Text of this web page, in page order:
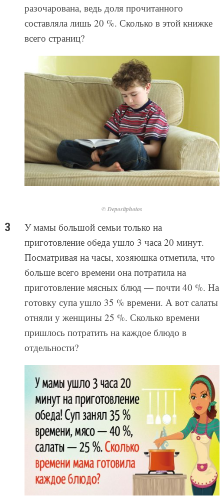
разочарована, ведь доля прочитанного
составляла лишь 20 %. Сколько в этой книжке
всего страниц?
© Depositphotos
У мамы большой семьи только на
приготовление обеда ушло 3 часа 20 минут.
Посматривая на часы, хозяюшка отметила, что
больше всего времени она потратила на
приготовление мясных блюд — почти 40 %. На
готовку супа ушло 35 % времени. А вот салаты
отняли у женщины 25 %. Сколько времени
пришлось потратить на каждое блюдо в
отдельности?